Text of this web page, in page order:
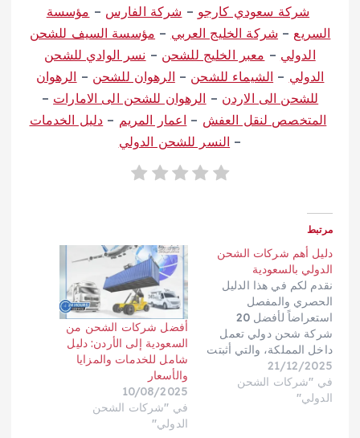
شركة سعودي كارجو – شركة الفارس – مؤسسة
السريع – شركة الخليج العربي – مؤسسة السيف للشحن
الدولي – معبر الخليج للشحن – نسر الوادي للشحن
الدولي – الشيماء للشحن – الرهوان للشحن – الرهوان
للشحن الى الاردن – الرهوان للشحن الى الامارات –
المتخصص لنقل العفش – اعمار المريم – دليل الخدمات
– النسر للشحن الدولي
مرتبط
دليل أهم شركات الشحن
الدولي بالسعودية
نقدم لكم في هذا الدليل
الحصري والمفصل
استعراضاً لأفضل 20
شركة شحن دولي تعمل
داخل المملكة، والتي أثبتت
كفاءتها في تقديم حلول
شحن بري، بحري، وجوي،
مع التركيز بشكل خاص
21/12/2025
في "شركات الشحن
الدولي"
أفضل شركات الشحن من
السعودية إلى الأردن: دليل
شامل للخدمات والمزايا
والأسعار
10/08/2025
في "شركات الشحن
الدولي"